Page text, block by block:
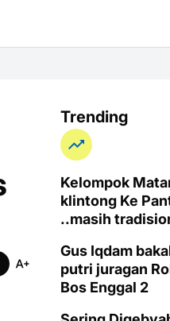
Trending
Kelompok
klintong Ke
..masih
Gus Iqdam
putri juragan
Bos Enggal 2